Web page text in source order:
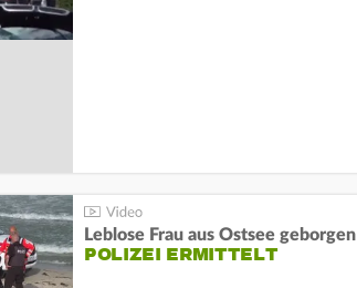
Leblose Frau aus Ostsee geborgen
POLIZEI ERMITTELT